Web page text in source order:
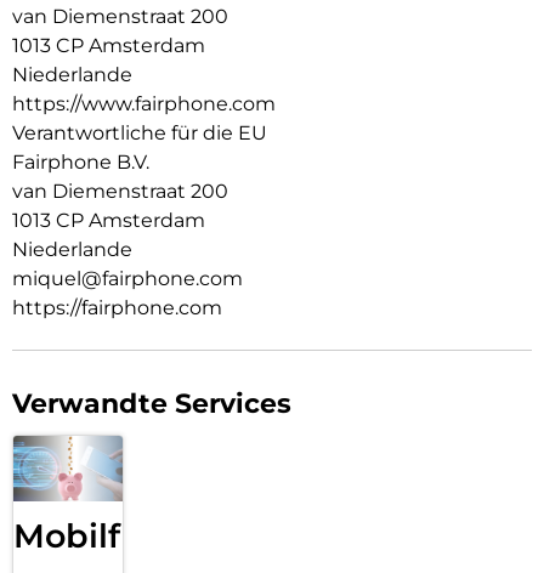
van Diemenstraat 200
1013 CP Amsterdam
Niederlande
https://www.fairphone.com
Verantwortliche für die EU
Fairphone B.V.
van Diemenstraat 200
1013 CP Amsterdam
Niederlande
miquel@fairphone.com
https://fairphone.com
Verwandte Services
Mobilfunk